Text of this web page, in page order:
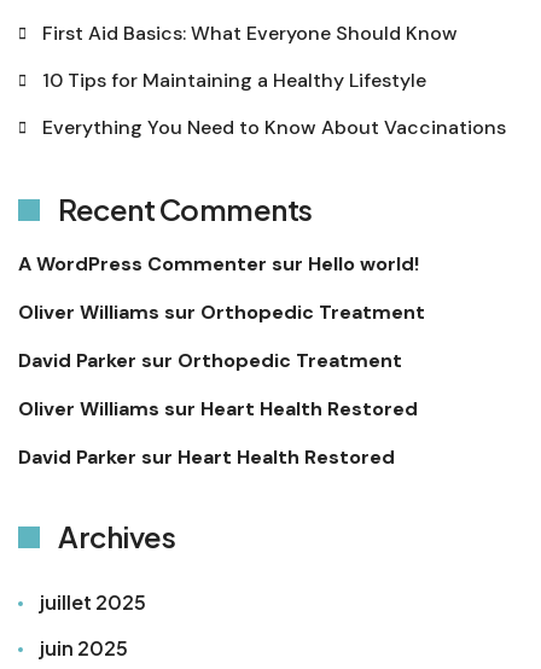
First Aid Basics: What Everyone Should Know
10 Tips for Maintaining a Healthy Lifestyle
Everything You Need to Know About Vaccinations
Recent Comments
A WordPress Commenter sur Hello world!
Oliver Williams sur Orthopedic Treatment
David Parker sur Orthopedic Treatment
Oliver Williams sur Heart Health Restored
David Parker sur Heart Health Restored
Archives
juillet 2025
juin 2025